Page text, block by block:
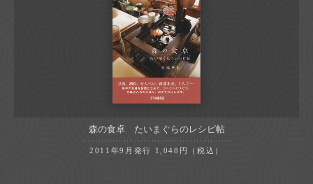
森の食卓 たいまぐらのレシピ帖
2011年9月発行 1,048円（税込）